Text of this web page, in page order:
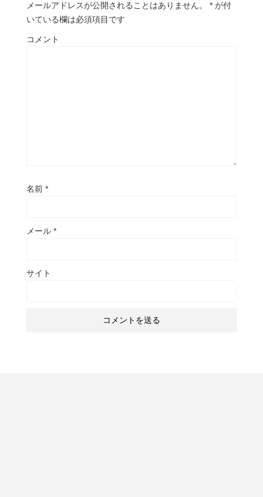
メールアドレスが公開されることはありません。 * が付
いている欄は必須項目です
コメント
名前 *
メール *
サイト